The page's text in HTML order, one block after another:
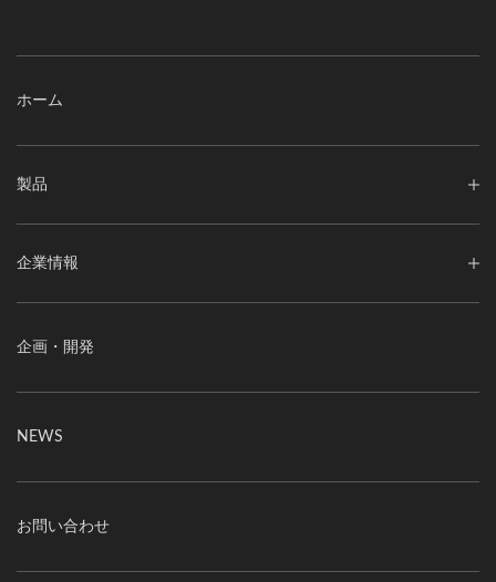
ホーム
製品
企業情報
企画・開発
NEWS
お問い合わせ